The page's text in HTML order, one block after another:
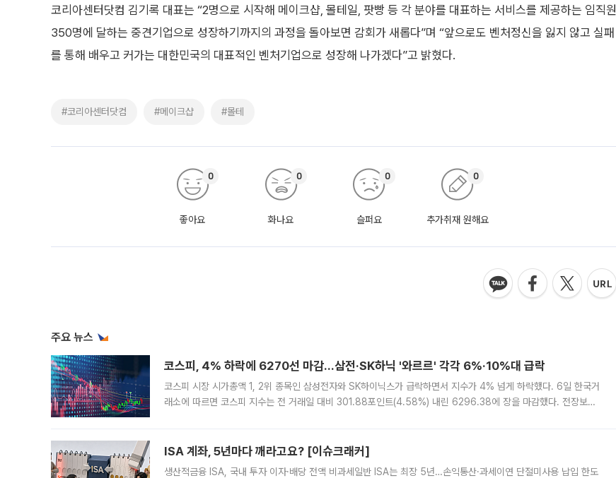
코리아센터닷컴 김기록 대표는 “2명으로 시작해 메이크샵, 몰테일, 팟빵 등 각 분야를 대표하는 서비스를 제공하는 임직원
350명에 달하는 중견기업으로 성장하기까지의 과정을 돌아보면 감회가 새롭다”며 “앞으로도 벤처정신을 잃지 않고 실패
를 통해 배우고 커가는 대한민국의 대표적인 벤처기업으로 성장해 나가겠다”고 밝혔다.
#코리아센터닷컴 #메이크샵 #몰테
좋아요
0
화나요
0
슬퍼요
0
추가취재 원해요
0
주요 뉴스
코스피, 4% 하락에 6270선 마감…삼전·SK하닉 '와르르' 각각 6%·10%대 급락
코스피 시장 시가총액 1, 2위 종목인 삼성전자와 SK하이닉스가 급락하면서 지수가 4% 넘게 하락했다. 6일 한국거
래소에 따르면 코스피 지수는 전 거래일 대비 301.88포인트(4.58%) 내린 6296.38에 장을 마감했다. 전장보다
ISA 계좌, 5년마다 깨라고요? [이슈크래커]
생산적금융 ISA, 국내 투자 이자·배당 전액 비과세일반 ISA는 최장 5년…손익통산·과세이연 단절미사용 납입 한도